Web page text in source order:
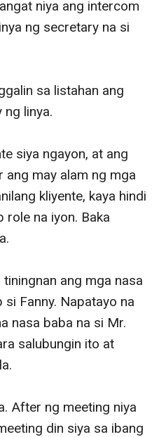
niya ang intercom
ng secretary na si
sa listahan ang
ng linya.
siya ngayon, at ang
ang may alam ng mga
kliyente, kaya hindi
role na iyon. Baka
ang mga nasa
Fanny. Napatayo na
nasa baba na si Mr.
salubungin ito at
After ng meeting niya
din siya sa ibang